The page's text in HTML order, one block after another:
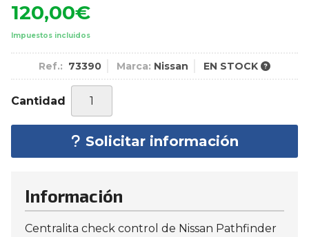
120,00€
Impuestos incluidos
Ref.: 73390 Marca: Nissan EN STOCK
Cantidad
Solicitar información
Información
Centralita check control de Nissan Pathfinder